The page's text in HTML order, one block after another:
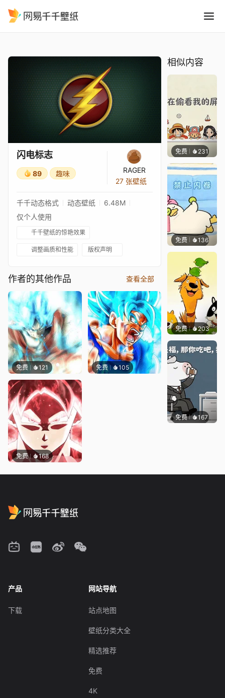
闪电标志
89 趣味
RAGER
27 张壁纸
千千动态格式 动态壁纸
6.48M
仅个人使用
千千壁纸的惊艳效果
调整画质和性能 版权声明
作者的其他作品 查看全部
免费 121 免费 105
免费 168
相似内容
免费 231渔小小
免费 136渔小小
免费 203渔小小
免费 167渔小小
产品
下载
网站导航
站点地图
壁纸分类大全
精选推荐
免费
4K